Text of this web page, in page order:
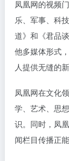
凤凰网的视频
乐、军事、科
道》和《君品
他多媒体形式
人提供无缝的
凤凰网在文化
学、艺术、思
识。同时，凤
闻栏目传播正